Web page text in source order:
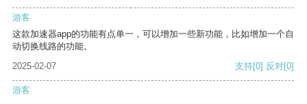
游客
这款加速器app的功能有点单一，可以增加一些新功能，比如增加一个自
动切换线路的功能。
2025-02-07
支持[0] 反对[0]
游客